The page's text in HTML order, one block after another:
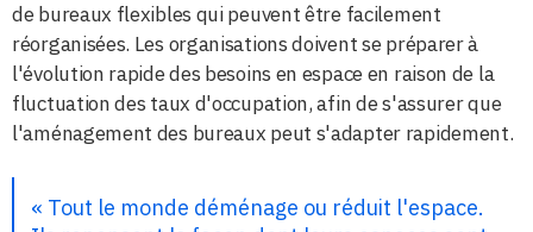
de bureaux flexibles qui peuvent être facilement
réorganisées. Les organisations doivent se préparer à
l'évolution rapide des besoins en espace en raison de la
fluctuation des taux d'occupation, afin de s'assurer que
l'aménagement des bureaux peut s'adapter rapidement.
« Tout le monde déménage ou réduit l'espace.